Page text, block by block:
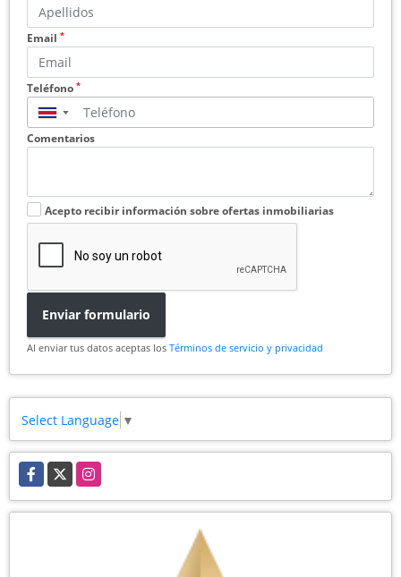
Email *
Teléfono *
▼
Comentarios
Acepto recibir información sobre ofertas inmobiliarias
Enviar formulario
Al enviar tus datos aceptas los Términos de servicio y privacidad
Select Language ▼
Facebook
X Instagram